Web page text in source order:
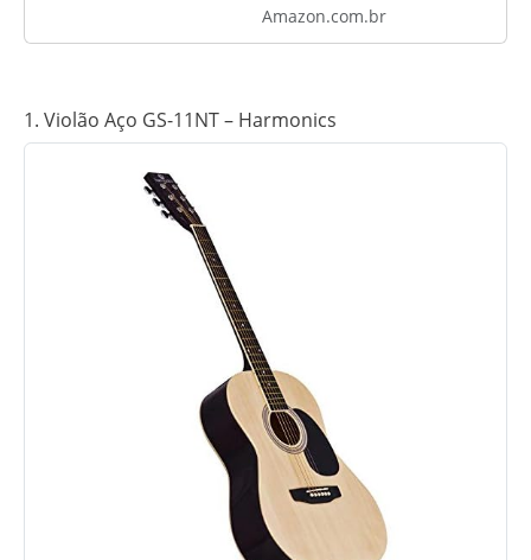
Amazon.com.br
1. Violão Aço GS-11NT – Harmonics